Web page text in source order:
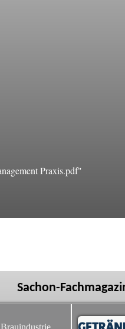
Praxis.pdf"
Sachon-
Brauindustrie